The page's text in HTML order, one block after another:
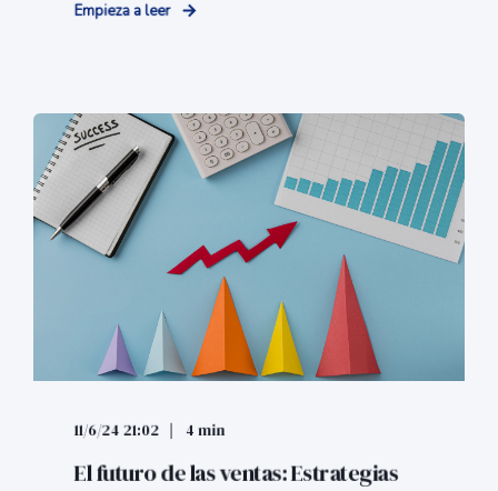
Empieza a leer
11/6/24 21:02 4 min
El futuro de las ventas: Estrategias